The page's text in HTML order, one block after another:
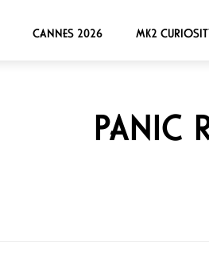
CANNES 2026 MK2
PANIC